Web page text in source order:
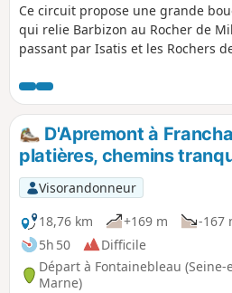
Ce circuit propose une grande
qui relie Barbizon au Rocher de
passant par Isatis et les Rochers
rejoint ensuit le point de vue de
Hurlevent, traverse la belle et
platière de la Touche aux Mulets,
après avoir retraversé le Rocher de
Milly, gagne Franchard puis les
d'Apremont et le point de vue André
Billy. Beaucoup de sections
et peu fréquentées.
D'Apremont à
platières, chemins
Visorandonneur
18,76 km
+169 m
-167
5h 50
Difficile
Départ à Fontainebleau (Seine-
Marne)